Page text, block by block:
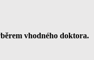
vhodného doktora.